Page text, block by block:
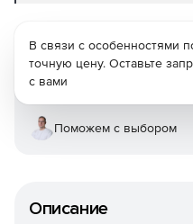
Описание
В связи с особенностями
точную цену. Оставьте
с вами
Поможем с выбором